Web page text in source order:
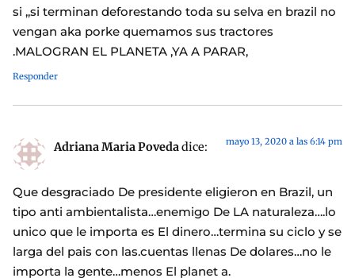
si ,,si terminan deforestando toda su selva en brazil no
vengan aka porke quemamos sus tractores
.MALOGRAN EL PLANETA ,YA A PARAR,
Responder
Adriana Maria Povedadice: mayo 13, 2020 a las 6:14 pm
Que desgraciado De presidente eligieron en Brazil, un
tipo anti ambientalista…enemigo De LA naturaleza….lo
unico que le importa es El dinero…termina su ciclo y se
larga del pais con las.cuentas llenas De dolares…no le
importa la gente…menos El planet a.